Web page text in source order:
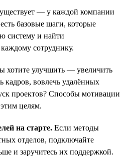
— у каждой компании
базовые шаги, которые
систему и найти
сотруднику.
хотите улучшить — увеличить
кадров, вовлечь удалённых
проектов? Способы мотивации
целям.
на старте. Если методы
отделов, подключайте
и заручитесь их поддержкой.